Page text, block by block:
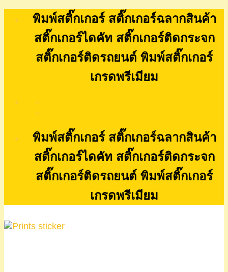
พิมพ์สติ๊กเกอร์ สติ๊กเกอร์ฉลากสินค้า
สติ๊กเกอร์ไดคัท สติ๊กเกอร์ติดกระจก
สติ๊กเกอร์ติดรถยนต์ พิมพ์สติ๊กเกอร์
เกรดพรีเมียม
พิมพ์สติ๊กเกอร์ สติ๊กเกอร์ฉลากสินค้า
สติ๊กเกอร์ไดคัท สติ๊กเกอร์ติดกระจก
สติ๊กเกอร์ติดรถยนต์ พิมพ์สติ๊กเกอร์
เกรดพรีเมียม